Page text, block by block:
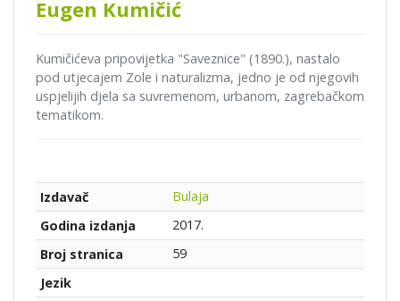
Eugen Kumičić
Kumičićeva pripovijetka "Saveznice" (1890.), nastalo
pod utjecajem Zole i naturalizma, jedno je od njegovih
uspjelijih djela sa suvremenom, urbanom, zagrebačkom
tematikom.
Izdavač
Bulaja
Godina izdanja
2017.
Broj stranica
59
Jezik